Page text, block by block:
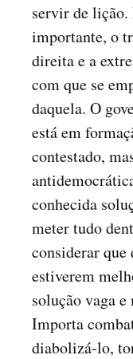
servir de
importante, o
direita e a
com que se
daquela. O
está em
contestado,
conhecida
meter tudo
considerar que
estiverem
solução vaga
Importa
diabolizá-lo,